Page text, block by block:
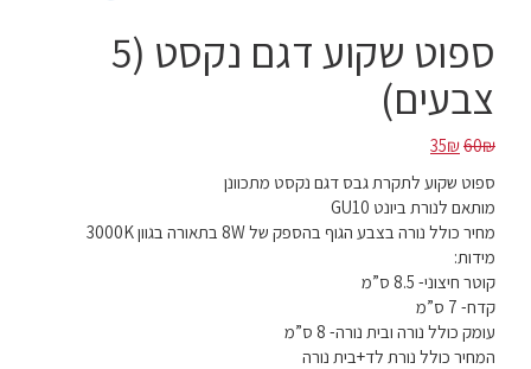
ספוט שקוע דגם נקסט (5
צבעים)
60₪
המחיר
היה:
60₪.
35₪
המחיר
הוא:
35₪.
ספוט שקוע לתקרת גבס דגם נקסט מתכוונן
מותאם לנורת ביונט GU10
מחיר כולל נורה בצבע הגוף בהספק של 8W בתאורה בגוון 3000K
מידות:
קוטר חיצוני- 8.5 ס”מ
קדח- 7 ס”מ
עומק כולל נורה ובית נורה- 8 ס”מ
המחיר כולל נורת לד+בית נורה